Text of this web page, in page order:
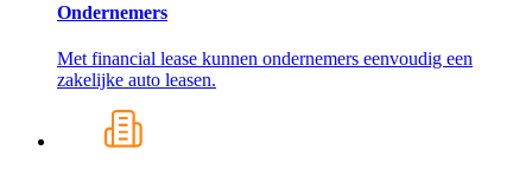
Ondernemers
Met financial lease kunnen ondernemers eenvoudig een
zakelijke auto leasen.